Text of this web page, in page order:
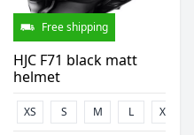
Free shipping
HJC F71 black matt
helmet
XS S M L XL